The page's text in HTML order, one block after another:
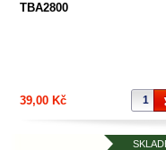
TBA2800
39,00 Kč